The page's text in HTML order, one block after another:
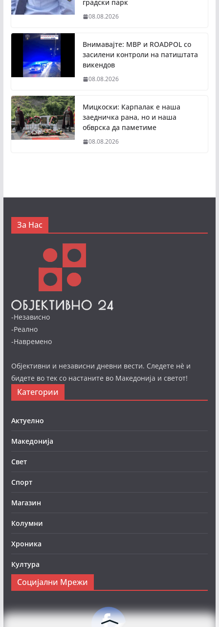
градски парк
08.08.2026
Внимавајте: МВР и ROADPOL со
засилени контроли на патиштата
викендов
08.08.2026
Мицкоски: Карпалак е наша
заедничка рана, но и наша
обврска да паметиме
08.08.2026
За Нас
-Независно
-Реално
-Навремено
Објективни и независни дневни вести. Следете нè и
бидете во тек со настаните во Македонија и светот!
Категории
Актуелно
Македонија
Свет
Спорт
Магазин
Колумни
Хроника
Култура
Социјални Мрежи